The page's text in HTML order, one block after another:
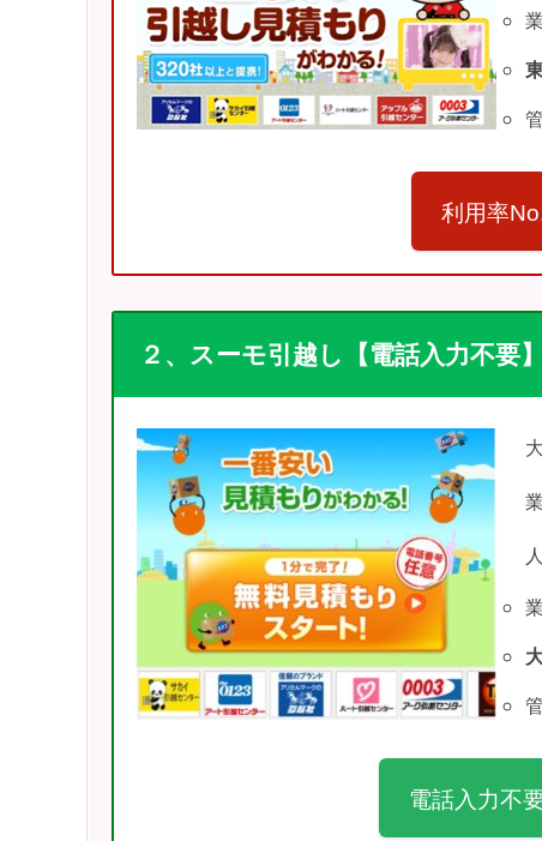
利用率
２、スーモ引越し【電話入力不要】
電話入力不